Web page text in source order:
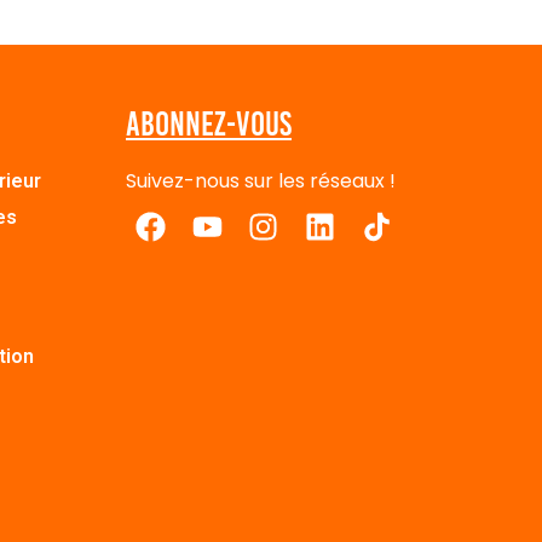
Abonnez-vous
Suivez-nous sur les réseaux !